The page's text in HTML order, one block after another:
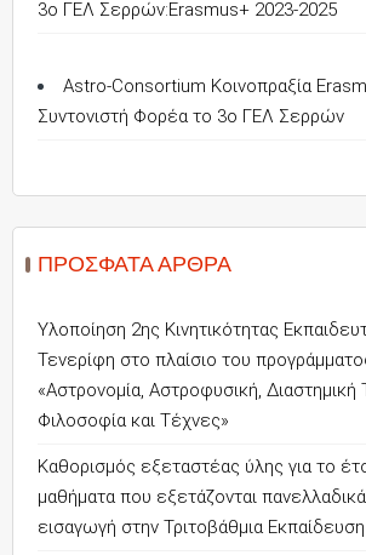
3o ΓΕΛ Σερρών:Erasmus+ 2023-2025
Astro-Consortium Κοινοπραξία
Συντονιστή Φορέα το 3ο ΓΕΛ Σερρών
ΠΡΌΣΦΑΤΑ ΆΡΘΡΑ
Υλοποίηση 2ης Κινητικότητας
Τενερίφη στο πλαίσιο του
«Αστρονομία, Αστροφυσική, Διαστημική
Φιλοσοφία και Τέχνες»
Καθορισμός εξεταστέας ύλης για το
μαθήματα που εξετάζονται πανελλαδικά
εισαγωγή στην Τριτοβάθμια Εκπαίδευση